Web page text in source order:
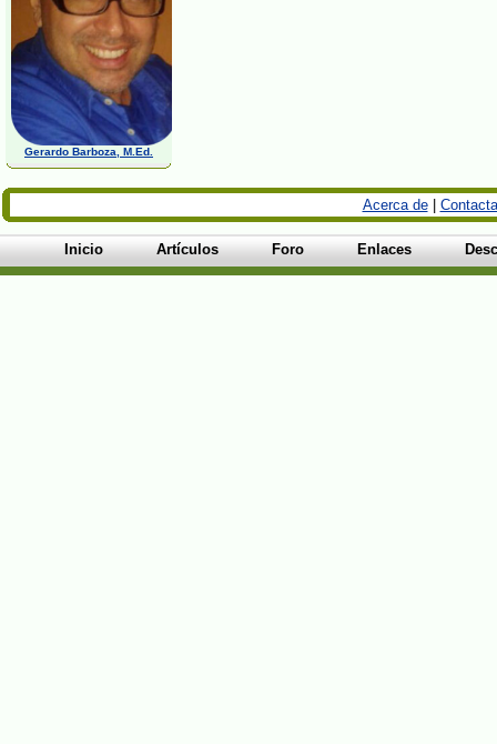
Gerardo Barboza, M.Ed.
Acerca de|
Inicio Artículos Foro Enlaces